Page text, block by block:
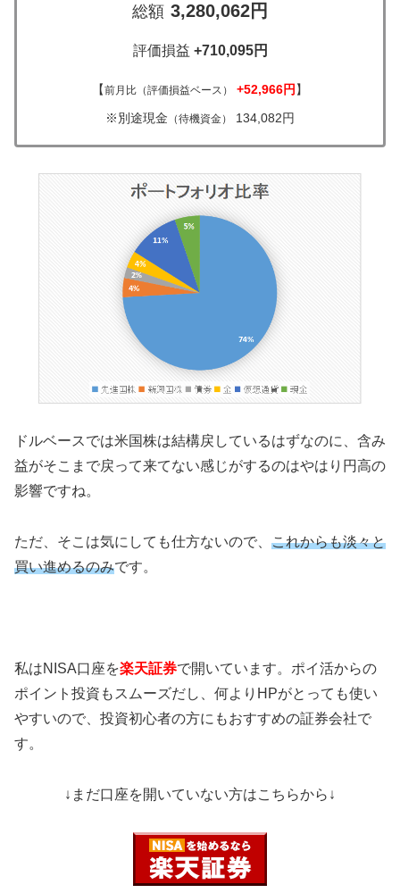
総額 3,280,062円
評価損益 +710,095円
【前月比（評価損益ベース） +52,966円 】
※別途現金 （待機資金） 134,082円
ドルベースでは米国株は結構戻しているはずなのに、含み
益がそこまで戻って来てない感じがするのはやはり円高の
影響ですね。
ただ、そこは気にしても仕方ないので、 これからも淡々と
買い進めるのみです。
私はNISA口座を楽天証券で開いています。ポイ活からの
ポイント投資もスムーズだし、何よりHPがとっても使い
やすいので、投資初心者の方にもおすすめの証券会社で
す。
↓まだ口座を開いていない方はこちらから↓